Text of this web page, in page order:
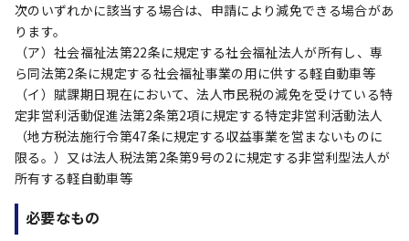
次のいずれかに該当する場合は、申請により減免できる場合があ
ります。
（ア）社会福祉法第22条に規定する社会福祉法人が所有し、専
ら同法第2条に規定する社会福祉事業の用に供する軽自動車等
（イ）賦課期日現在において、法人市民税の減免を受けている特
定非営利活動促進法第2条第2項に規定する特定非営利活動法人
（地方税法施行令第47条に規定する収益事業を営まないものに
限る。）又は法人税法第2条第9号の2に規定する非営利型法人が
所有する軽自動車等
必要なもの